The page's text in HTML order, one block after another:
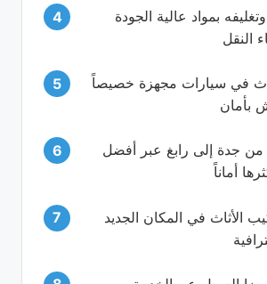
بمواد عالية الجودة
النقل
في سيارات مجهزة خصيصاً
بأمان
من جدة إلى رابغ عبر أفضل
أماناً
الأثاث في المكان الجديد